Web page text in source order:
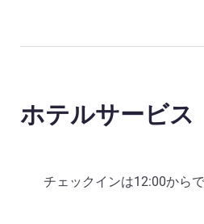
ホテルサービス
チェックインは12:00から